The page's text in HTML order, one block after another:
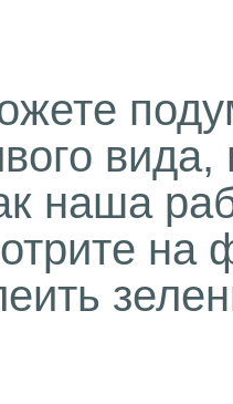
наша
на